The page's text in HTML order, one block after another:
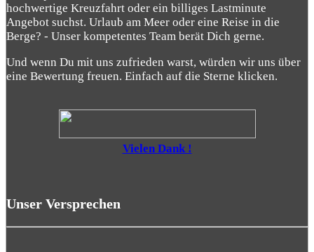
hochwertige Kreuzfahrt oder ein billiges Lastminute
Angebot suchst. Urlaub am Meer oder eine Reise in die
Berge? - Unser kompetentes Team berät Dich gerne.
Und wenn Du mit uns zufrieden warst, würden wir uns über
eine Bewertung freuen. Einfach auf die Sterne klicken.
Vielen Dank !
Unser Versprechen